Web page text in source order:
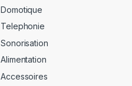
Domotique
Telephonie
Sonorisation
Alimentation
Accessoires